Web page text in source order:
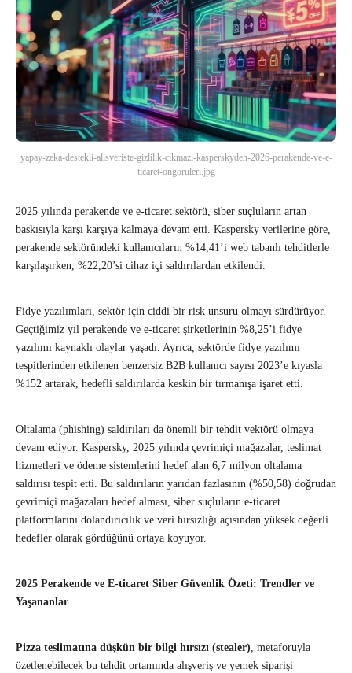
yapay-zeka-destekli-alisveriste-gizlilik-cikmazi-kasperskyden-2026-perakende-ve-e-
ticaret-ongoruleri.jpg
2025 yılında perakende ve e-ticaret sektörü, siber suçluların artan
baskısıyla karşı karşıya kalmaya devam etti. Kaspersky verilerine göre,
perakende sektöründeki kullanıcıların %14,41’i web tabanlı tehditlerle
karşılaşırken, %22,20’si cihaz içi saldırılardan etkilendi.
Fidye yazılımları, sektör için ciddi bir risk unsuru olmayı sürdürüyor.
Geçtiğimiz yıl perakende ve e-ticaret şirketlerinin %8,25’i fidye
yazılımı kaynaklı olaylar yaşadı. Ayrıca, sektörde fidye yazılımı
tespitlerinden etkilenen benzersiz B2B kullanıcı sayısı 2023’e kıyasla
%152 artarak, hedefli saldırılarda keskin bir tırmanışa işaret etti.
Oltalama (phishing) saldırıları da önemli bir tehdit vektörü olmaya
devam ediyor. Kaspersky, 2025 yılında çevrimiçi mağazalar, teslimat
hizmetleri ve ödeme sistemlerini hedef alan 6,7 milyon oltalama
saldırısı tespit etti. Bu saldırıların yarıdan fazlasının (%50,58) doğrudan
çevrimiçi mağazaları hedef alması, siber suçluların e-ticaret
platformlarını dolandırıcılık ve veri hırsızlığı açısından yüksek değerli
hedefler olarak gördüğünü ortaya koyuyor.
2025 Perakende ve E-ticaret Siber Güvenlik Özeti: Trendler ve
Yaşananlar
Pizza teslimatına düşkün bir bilgi hırsızı (stealer), metaforuyla
özetlenebilecek bu tehdit ortamında alışveriş ve yemek siparişi